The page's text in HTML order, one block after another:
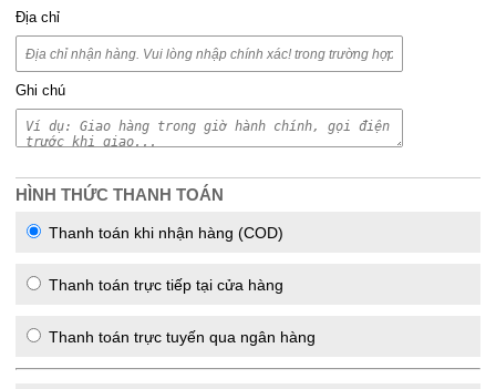
Địa chỉ
Ghi chú
HÌNH THỨC THANH TOÁN
Thanh toán khi nhận hàng (COD)
Thanh toán trực tiếp tại cửa hàng
Thanh toán trực tuyến qua ngân hàng